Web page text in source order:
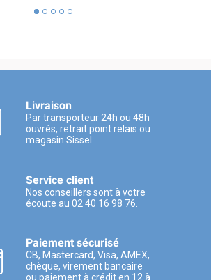
Livraison
Par transporteur 24h ou 48h
ouvrés, retrait point relais ou
magasin Sissel.
Service client
Nos conseillers sont à votre
écoute au 02 40 16 98 76.
Paiement sécurisé
CB, Mastercard, Visa, AMEX,
chèque, virement bancaire
ou paiement à crédit en 12 à